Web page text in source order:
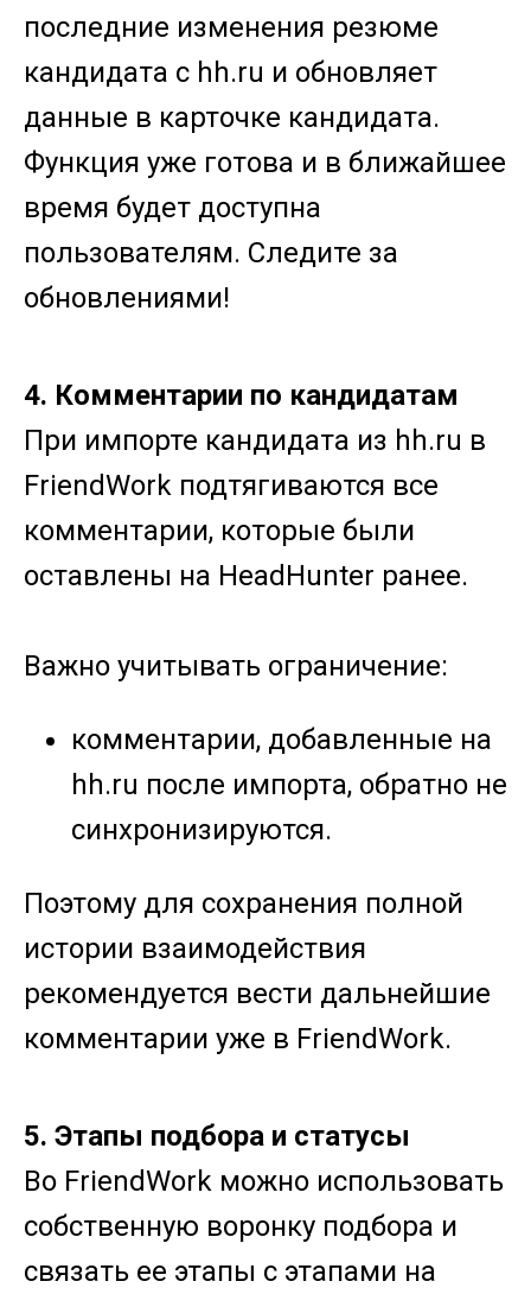
последние изменения резюме
кандидата с hh.ru и обновляет
данные в карточке кандидата.
Функция уже готова и в ближайшее
время будет доступна
пользователям. Следите за
обновлениями!
4. Комментарии по кандидатам
При импорте кандидата из hh.ru в
FriendWork подтягиваются все
комментарии, которые были
оставлены на HeadHunter ранее.
Важно учитывать ограничение:
комментарии, добавленные на
hh.ru после импорта, обратно не
синхронизируются.
Поэтому для сохранения полной
истории взаимодействия
рекомендуется вести дальнейшие
комментарии уже в FriendWork.
5. Этапы подбора и статусы
Во FriendWork можно использовать
собственную воронку подбора и
связать ее этапы с этапами на